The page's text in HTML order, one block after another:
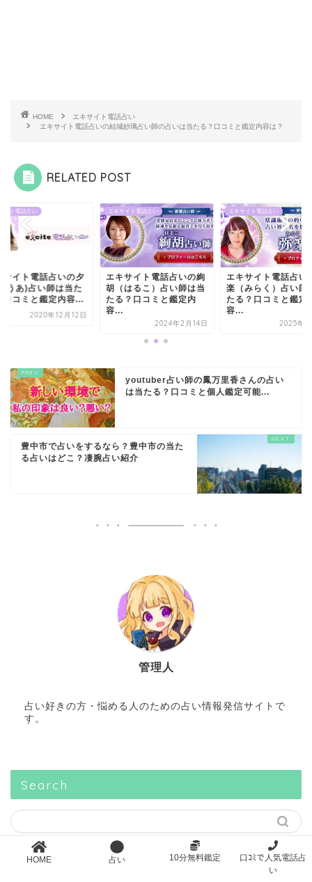
HOME
エキサイト電話占い
エキサイト電話占いの結城紗璃占い師の占いは当たる？口コミと鑑定内容は？
RELATED POST
サイト電話占い
サイト電話占いの絢
はるこ）占い師は当
？口コミと鑑定内
エキサイト電話占い
エキサイト電話占いの弥
楽（みらく）占い師は当
たる？口コミと鑑定内
容...
2025年2月1日
エキサイト電話占い
エキサイト電話占
明(ゆうあ)占い師は
る？口コミと鑑定
youtuber占い師の鳳万里香さんの占い
は当たる？口コミと個人鑑定可能...
豊中市で占いをするなら？豊中市の当た
る占いはどこ？凄腕占い紹介
管理人
占い好きの方・悩める人のための占い情報発信サイトで
す。
Search
スポンサーリンク
HOME 占い 10分無料鑑定
口ｺﾐで人気電話占
い